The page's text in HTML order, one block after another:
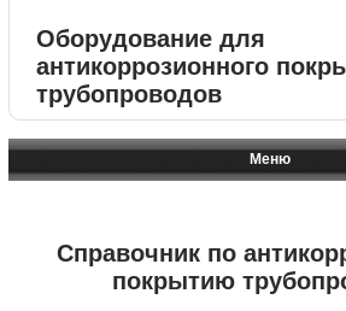
Оборудование для
антикоррозионного
трубопроводов
Меню
Справочник по
покрытию